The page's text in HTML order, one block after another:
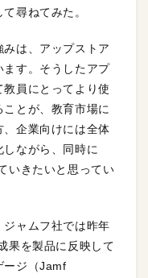
尋ねてみた。
みは、アップストア
ます。そうしたアプ
員にとってより使
とが、教育市場に
企業向けには全体
ながら、同時に
いきたいと思ってい
ャムフ社では昨年
果を製品に反映して
ージ（Jamf